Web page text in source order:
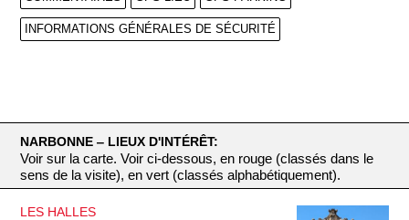
INFORMATIONS GÉNÉRALES DE SÉCURITÉ
NARBONNE ‒ LIEUX D'INTÉRÊT:
Voir sur la carte. Voir ci-dessous, en rouge (classés dans le
sens de la visite), en vert (classés alphabétiquement).
LES HALLES